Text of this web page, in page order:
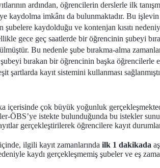
ardından, öğrencilerin derslerle ilk
kaydolma imkânı da bulunmaktadır. Bu işlevin
kaydolduğu ve kontenjan kısıtı
gece geç saatlerde bir öğrencinin şubeyi
Bu nedenle şube bırakma-alma
bırakan bir öğrencinin başka öğrencilerle
kayıt sistemini kullanması
içerisinde çok büyük yoğunluk
ÖBS’ye istekte bulunduğunda bu istekler
gerçekleştirilerek öğrencilere kayıt
ilgili kayıt zamanlarında ilk 1 dakikada
kaydı gerçekleşmemiş şubeler ve eş